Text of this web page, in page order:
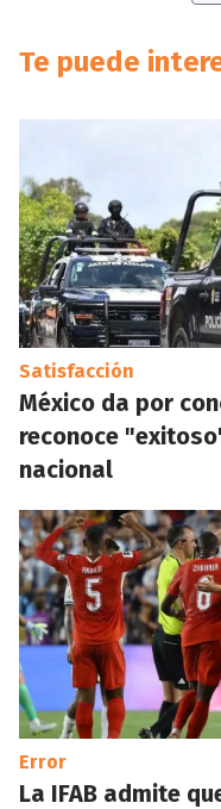
Te puede
Satisfacción
México da por
reconoce
nacional
Error
La IFAB admite